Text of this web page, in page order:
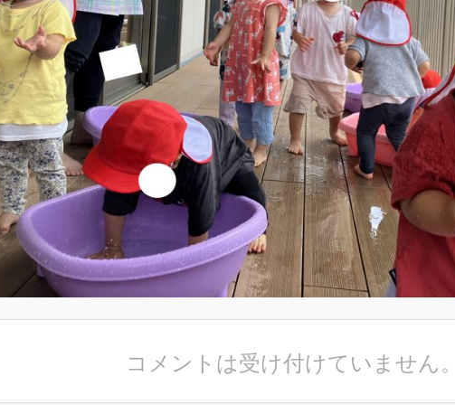
コメントは受け付けていません。